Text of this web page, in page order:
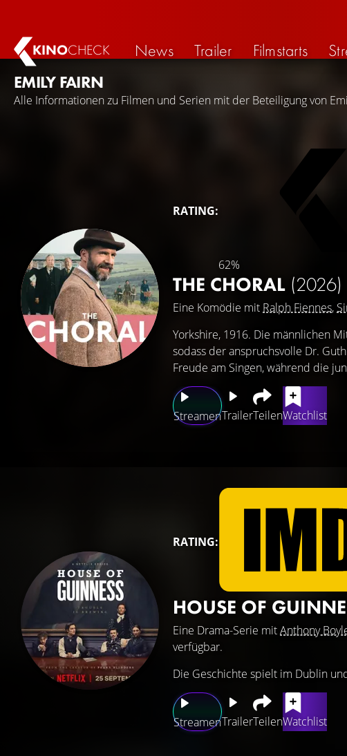
KINOCHECK News Trailer Filmstarts
EMILY FAIRN
Alle Informationen zu Filmen und Serien mit der Beteiligung von
RATING:
62%
THE CHORAL (2026)
Eine Komödie mit Ralph Fiennes,
StreamenTrailerTeilenWatchlist
Yorkshire, 1916. Die männlichen
sodass der anspruchsvolle Dr.
Freude am Singen, während die
RATING:
HOUSE OF
Eine Drama-Serie mitAnthony
verfügbar.
StreamenTrailerTeilenWatchlist
Die Geschichte spielt im Dublin